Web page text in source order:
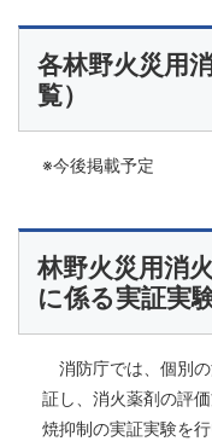
各林野火災用
覧）
※今後掲載予定
林野火災用消
に係る実証実
消防庁では、個別
証し、消火薬剤の評
焼抑制の実証実験を行